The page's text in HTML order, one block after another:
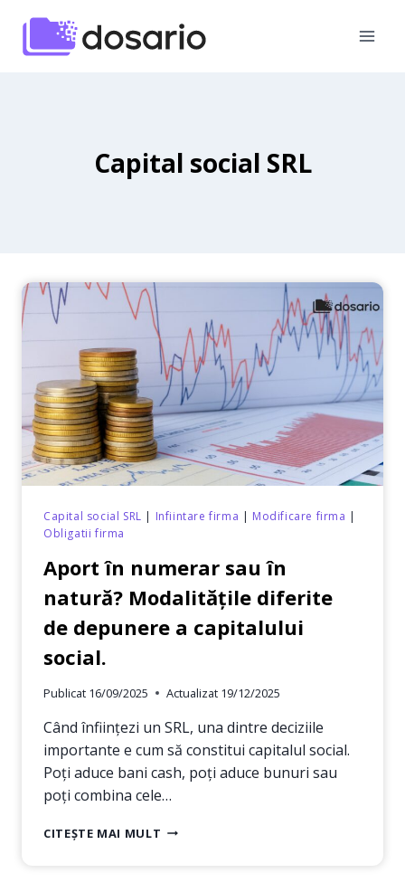
content
Capital social SRL
Capital social SRL | Infiintare firma | Modificare firma |
Obligatii firma
Aport în numerar sau în
natură? Modalitățile diferite
de depunere a capitalului
social.
Publicat 16/09/2025 Actualizat 19/12/2025
Când înființezi un SRL, una dintre deciziile
importante e cum să constitui capitalul social.
Poți aduce bani cash, poți aduce bunuri sau
poți combina cele…
CITEȘTE MAI MULT APORT